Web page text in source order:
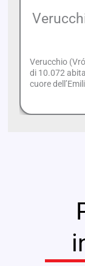
Verucchio
di 10.072
cuore